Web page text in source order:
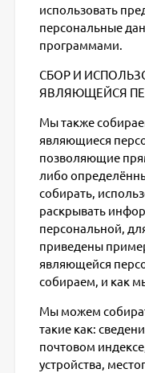
использовать
персональные
программами.
СБОР И
ЯВЛЯЮЩЕЙСЯ
Мы также
являющиеся
позволяющие
либо
собирать,
раскрывать
персональной,
приведены
являющейся
собираем, и как
Мы можем
такие как:
почтовом
устройства,